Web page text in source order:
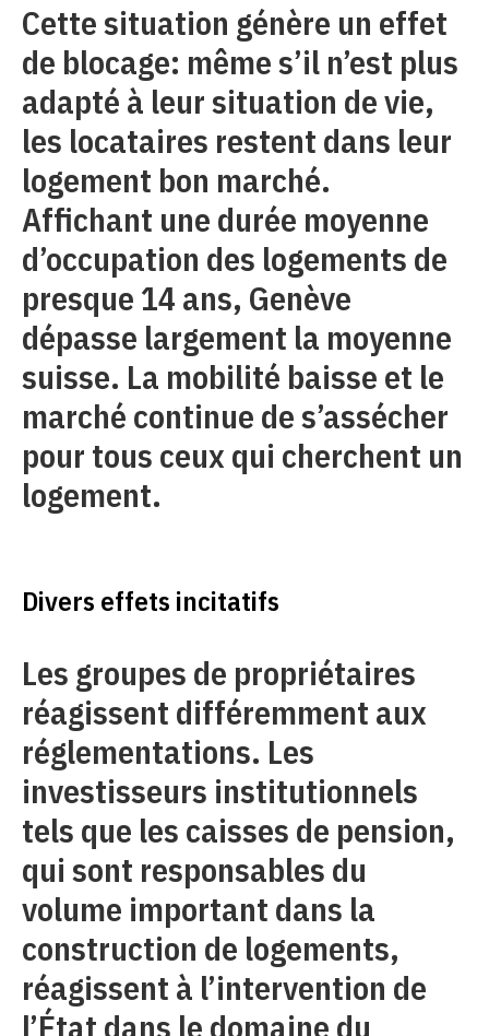
Cette situation génère un effet
de blocage: même s’il n’est plus
adapté à leur situation de vie,
les locataires restent dans leur
logement bon marché.
Affichant une durée moyenne
d’occupation des logements de
presque 14 ans, Genève
dépasse largement la moyenne
suisse. La mobilité baisse et le
marché continue de s’assécher
pour tous ceux qui cherchent un
logement.
Divers effets incitatifs
Les groupes de propriétaires
réagissent différemment aux
réglementations. Les
investisseurs institutionnels
tels que les caisses de pension,
qui sont responsables du
volume important dans la
construction de logements,
réagissent à l’intervention de
l’État dans le domaine du